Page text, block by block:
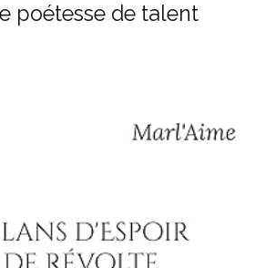
poétesse de talent